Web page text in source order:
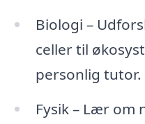
Biologi –
celler til
personlig tutor.
Fysik – Lær om